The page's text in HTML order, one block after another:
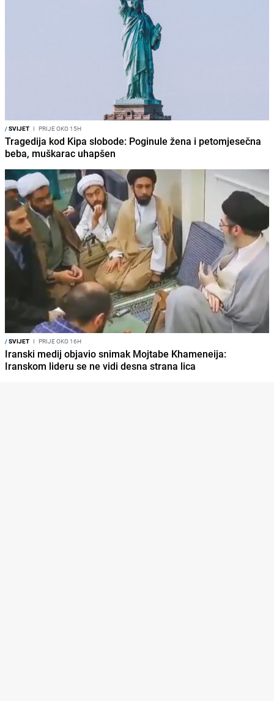
/SVIJET I PRIJE OKO 15H
Tragedija kod Kipa slobode: Poginule žena i petomjesečna
beba, muškarac uhapšen
/SVIJET I PRIJE OKO 16H
Iranski medij objavio snimak Mojtabe Khameneija:
Iranskom lideru se ne vidi desna strana lica